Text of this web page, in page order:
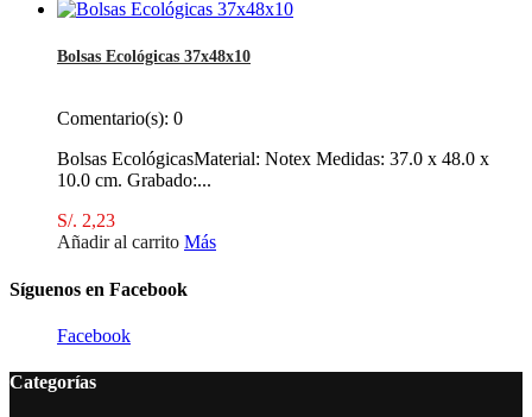
Bolsas Ecológicas 37x48x10
Comentario(s): 0
Bolsas EcológicasMaterial: Notex Medidas: 37.0 x 48.0 x
10.0 cm. Grabado:...
S/. 2,23
Añadir al carrito Más
Síguenos en Facebook
Facebook
Categorías